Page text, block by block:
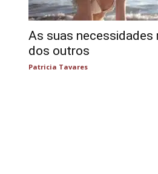
As suas necessidades
dos outros
Patricia Tavares